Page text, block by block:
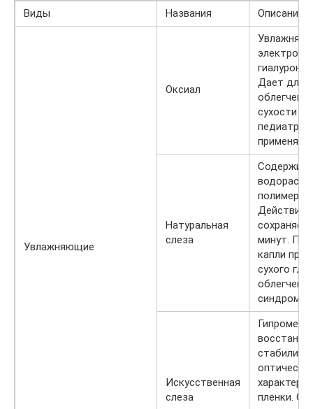
Виды Названия Описание
Увлажняющие
Оксиал
Дает
сухости и
педиатрии
Натуральная
слеза
Содержит
Действие
минут.
капли при
сухого
синдрома.
Искусственная
слеза
пленки.